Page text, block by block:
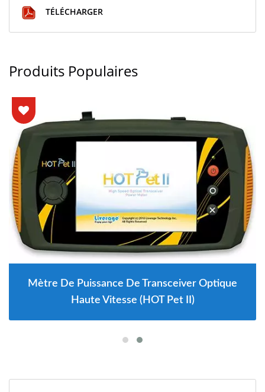
TÉLÉCHARGER
Produits Populaires
Mètre De Puissance De Transceiver Optique
Haute Vitesse (HOT Pet II)